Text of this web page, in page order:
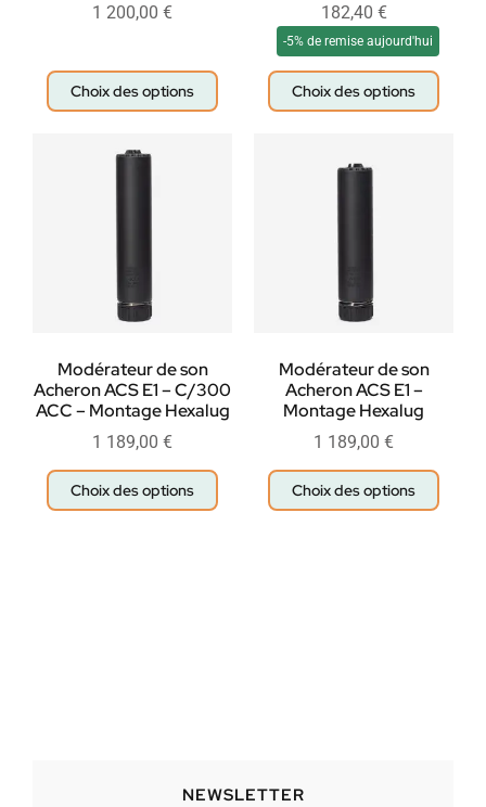
1 200,00 €
Choix des options
182,40 €
-5% de remise aujourd'hui
Choix des options
Modérateur de son
Acheron ACS E1 – C/300
ACC – Montage Hexalug
1 189,00 €
Choix des options
Modérateur de son
Acheron ACS E1 –
Montage Hexalug
1 189,00 €
Choix des options
NEWSLETTER